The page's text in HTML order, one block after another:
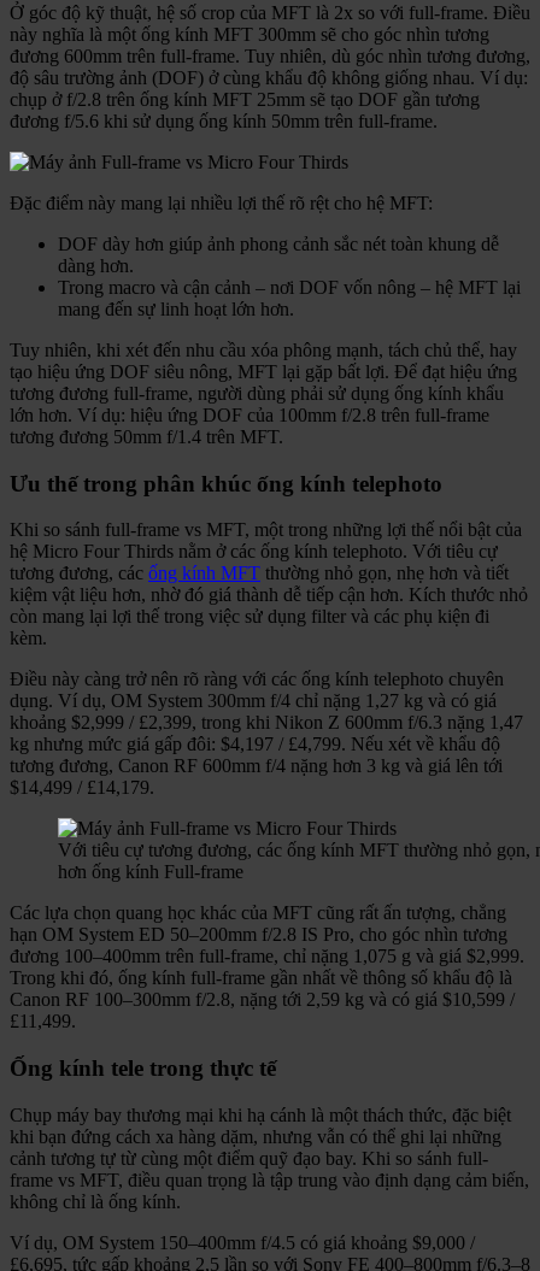
Ở góc độ kỹ thuật, hệ số crop của MFT là 2x so với full-frame. Điều
này nghĩa là một ống kính MFT 300mm sẽ cho góc nhìn tương
đương 600mm trên full-frame. Tuy nhiên, dù góc nhìn tương đương,
độ sâu trường ảnh (DOF) ở cùng khẩu độ không giống nhau. Ví dụ:
chụp ở f/2.8 trên ống kính MFT 25mm sẽ tạo DOF gần tương
đương f/5.6 khi sử dụng ống kính 50mm trên full-frame.
Đặc điểm này mang lại nhiều lợi thế rõ rệt cho hệ MFT:
DOF dày hơn giúp ảnh phong cảnh sắc nét toàn khung dễ
dàng hơn.
Trong macro và cận cảnh – nơi DOF vốn nông – hệ MFT lại
mang đến sự linh hoạt lớn hơn.
Tuy nhiên, khi xét đến nhu cầu xóa phông mạnh, tách chủ thể, hay
tạo hiệu ứng DOF siêu nông, MFT lại gặp bất lợi. Để đạt hiệu ứng
tương đương full-frame, người dùng phải sử dụng ống kính khẩu
lớn hơn. Ví dụ: hiệu ứng DOF của 100mm f/2.8 trên full-frame
tương đương 50mm f/1.4 trên MFT.
Ưu thế trong phân khúc ống kính telephoto
Khi so sánh full-frame vs MFT, một trong những lợi thế nổi bật của
hệ Micro Four Thirds nằm ở các ống kính telephoto. Với tiêu cự
tương đương, các ống kính MFT thường nhỏ gọn, nhẹ hơn và tiết
kiệm vật liệu hơn, nhờ đó giá thành dễ tiếp cận hơn. Kích thước nhỏ
còn mang lại lợi thế trong việc sử dụng filter và các phụ kiện đi
kèm.
Điều này càng trở nên rõ ràng với các ống kính telephoto chuyên
dụng. Ví dụ, OM System 300mm f/4 chỉ nặng 1,27 kg và có giá
khoảng $2,999 / £2,399, trong khi Nikon Z 600mm f/6.3 nặng 1,47
kg nhưng mức giá gấp đôi: $4,197 / £4,799. Nếu xét về khẩu độ
tương đương, Canon RF 600mm f/4 nặng hơn 3 kg và giá lên tới
$14,499 / £14,179.
Với tiêu cự tương đương, các ống kính MFT thường nhỏ gọn,
hơn ống kính Full-frame
Các lựa chọn quang học khác của MFT cũng rất ấn tượng, chẳng
hạn OM System ED 50–200mm f/2.8 IS Pro, cho góc nhìn tương
đương 100–400mm trên full-frame, chỉ nặng 1,075 g và giá $2,999.
Trong khi đó, ống kính full-frame gần nhất về thông số khẩu độ là
Canon RF 100–300mm f/2.8, nặng tới 2,59 kg và có giá $10,599 /
£11,499.
Ống kính tele trong thực tế
Chụp máy bay thương mại khi hạ cánh là một thách thức, đặc biệt
khi bạn đứng cách xa hàng dặm, nhưng vẫn có thể ghi lại những
cảnh tương tự từ cùng một điểm quỹ đạo bay. Khi so sánh full-
frame vs MFT, điều quan trọng là tập trung vào định dạng cảm biến,
không chỉ là ống kính.
Ví dụ, OM System 150–400mm f/4.5 có giá khoảng $9,000 /
£6,695, tức gấp khoảng 2,5 lần so với Sony FE 400–800mm f/6.3–8